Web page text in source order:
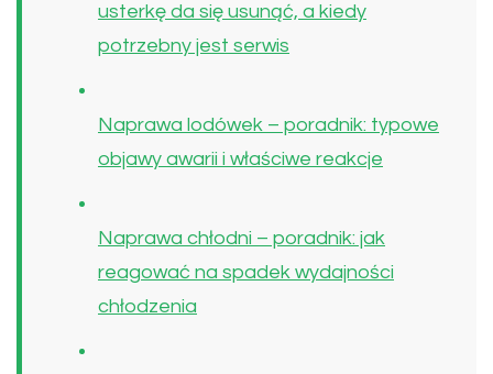
usterkę da się usunąć, a kiedy
potrzebny jest serwis
Naprawa lodówek – poradnik: typowe
objawy awarii i właściwe reakcje
Naprawa chłodni – poradnik: jak
reagować na spadek wydajności
chłodzenia